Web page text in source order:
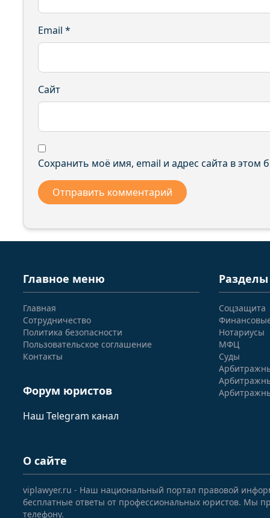
Email *
Сайт
Сохранить моё имя, email и адрес сайта в
Главное меню
Главная
Сотрудничество
Политика безопасности
Пользовательское соглашение
Контакты
Форум юристов
Наш Telegram канал
Разделы
Соцзащита
Нотариусы
МФЦ
Суды
О сайте
viplawyer.ru - Наш национальный портал правовой
бесплатные ответы от профессиональных юристов. Мы
телефону.